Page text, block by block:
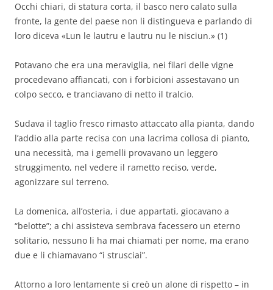
Occhi chiari, di statura corta, il basco nero calato sulla
fronte, la gente del paese non li distingueva e parlando di
loro diceva «Lun le lautru e lautru nu le nisciun.» (1)
Potavano che era una meraviglia, nei filari delle vigne
procedevano affiancati, con i forbicioni assestavano un
colpo secco, e tranciavano di netto il tralcio.
Sudava il taglio fresco rimasto attaccato alla pianta, dando
l’addio alla parte recisa con una lacrima collosa di pianto,
una necessità, ma i gemelli provavano un leggero
struggimento, nel vedere il rametto reciso, verde,
agonizzare sul terreno.
La domenica, all’osteria, i due appartati, giocavano a
“belotte”; a chi assisteva sembrava facessero un eterno
solitario, nessuno li ha mai chiamati per nome, ma erano
due e li chiamavano “i strusciai”.
Attorno a loro lentamente si creò un alone di rispetto – in